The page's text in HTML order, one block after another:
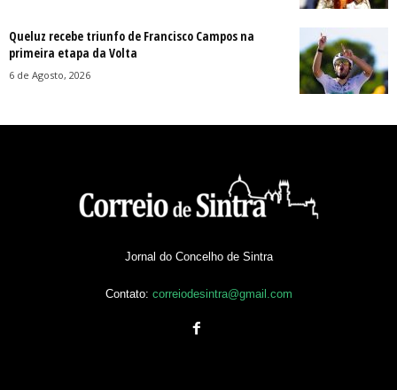
Queluz recebe triunfo de Francisco Campos na
primeira etapa da Volta
6 de Agosto, 2026
Jornal do Concelho de Sintra
Contato: correiodesintra@gmail.com